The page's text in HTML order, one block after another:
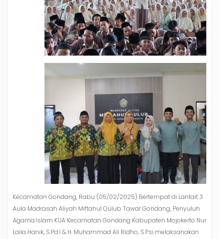
Kecamatan Gondang, Rabu (05/02/2025) Bertempat di Lantait 3
Aula Madrasah Aliyah Miftahul Qulub Tawar Gondang, Penyuluh
Agama Islam KUA Kecamatan Gondang Kabupaten Mojokerto Nur
Laila Hanik, S.Pd.I & H. Muhammad Ali Ridho, S.Psi melaksanakan